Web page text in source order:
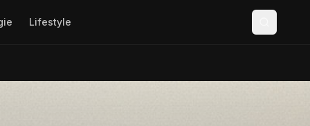
Lifestyle